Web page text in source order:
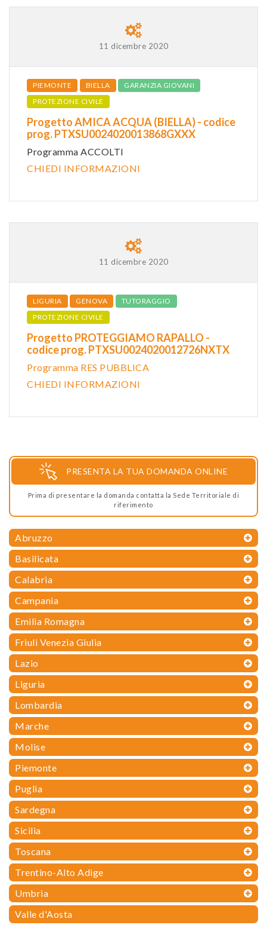
11 dicembre 2020
PIEMONTE BIELLA
GARANZIA GIOVANI
PROTEZIONE CIVILE
Progetto AMICA ACQUA (BIELLA) - codice
prog. PTXSU0024020013868GXXX
Programma ACCOLTI
CHIEDI INFORMAZIONI
11 dicembre 2020
LIGURIA GENOVA
TUTORAGGIO
PROTEZIONE CIVILE
Progetto PROTEGGIAMO RAPALLO -
codice prog. PTXSU0024020012726NXTX
Programma RES PUBBLICA
CHIEDI INFORMAZIONI
PRESENTA LA TUA DOMANDA ONLINE
Prima di presentare la domanda contatta la Sede Territoriale di
riferimento
Abruzzo
Basilicata
Calabria
Campania
Emilia Romagna
Friuli Venezia Giulia
Lazio
Liguria
Lombardia
Marche
Molise
Piemonte
Puglia
Sardegna
Sicilia
Toscana
Trentino-Alto Adige
Umbria
Valle d'Aosta